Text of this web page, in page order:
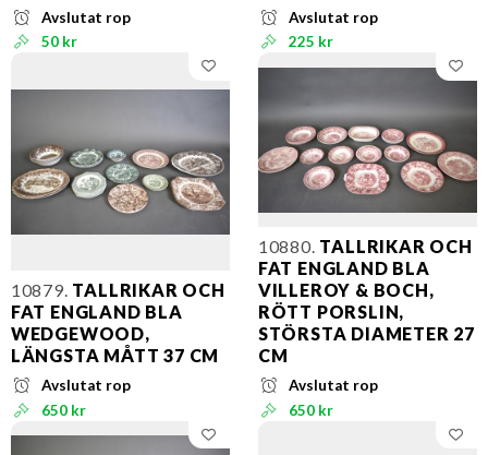
Avslutat rop
50 kr
Avslutat rop
225 kr
10879. TALLRIKAR OCH
FAT ENGLAND BLA
WEDGEWOOD,
LÄNGSTA MÅTT 37 CM
Avslutat rop
650 kr
10880. TALLRIKAR OCH
FAT ENGLAND BLA
VILLEROY & BOCH,
RÖTT PORSLIN,
STÖRSTA DIAMETER 27
CM
Avslutat rop
650 kr